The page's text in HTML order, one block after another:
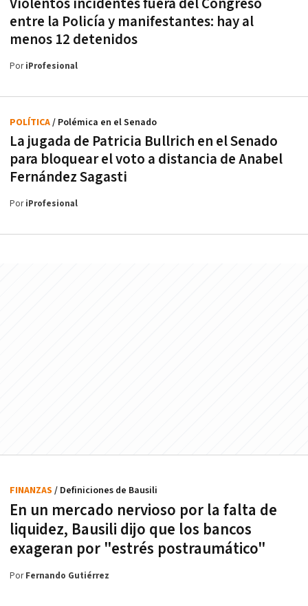
Violentos incidentes fuera del Congreso
entre la Policía y manifestantes: hay al
menos 12 detenidos
PoriProfesional
La jugada de Patricia Bullrich en el Senado
para bloquear el voto a distancia de Anabel
Fernández Sagasti
POLÍTICA/ Polémica en el Senado
PoriProfesional
En un mercado nervioso por la falta de
liquidez, Bausili dijo que los bancos
exageran por "estrés postraumático"
FINANZAS / Definiciones de Bausili
PorFernando Gutiérrez